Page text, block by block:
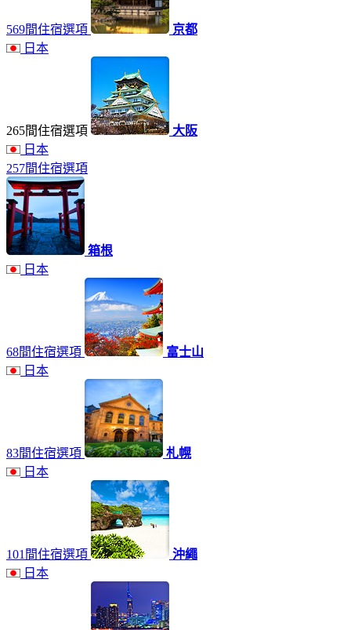
569間住宿選項
京都
日本
265間住宿選項
大阪
日本
257間住宿選項
箱根
日本
68間住宿選項
富士山
日本
83間住宿選項
札幌
日本
101間住宿選項
沖繩
日本